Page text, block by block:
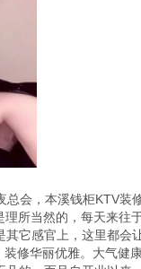
会，本溪钱柜KTV装
所当然的，每天来往
它感官上，这里都会
修华丽优雅。大气健